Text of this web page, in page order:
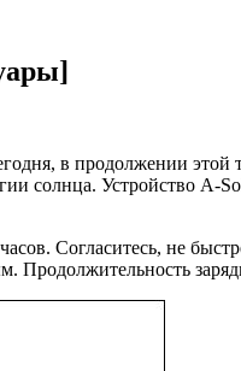
в продолжении
солнца. Устройство A-
Согласитесь, не
Продолжительность